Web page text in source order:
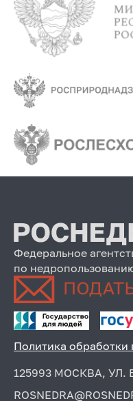
Федеральное
по
Политика
125993 МОСКВА, УЛ.